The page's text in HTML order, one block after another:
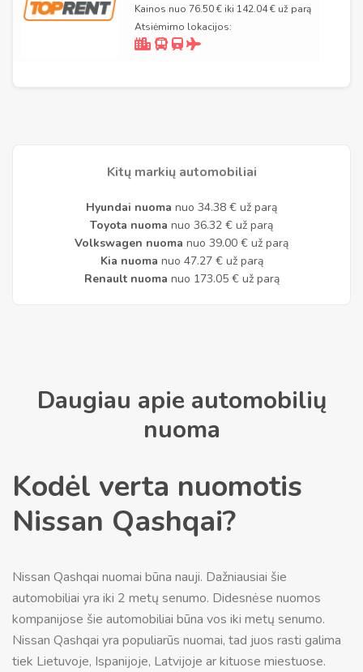
Kainos nuo 76.50 € iki 142.04 € už parą
Atsiėmimo lokacijos:
Kitų markių automobiliai
Hyundai nuoma nuo 34.38 € už parą
Toyota nuoma nuo 36.32 € už parą
Volkswagen nuoma nuo 39.00 € už parą
Kia nuoma nuo 47.27 € už parą
Renault nuoma nuo 173.05 € už parą
Daugiau apie automobilių
nuoma
Kodėl verta nuomotis
Nissan Qashqai?
Nissan Qashqai nuomai būna nauji. Dažniausiai šie
automobiliai yra iki 2 metų senumo. Didesnėse nuomos
kompanijose šie automobiliai būna vos iki metų senumo.
Nissan Qashqai yra populiarūs nuomai, tad juos rasti galima
tiek Lietuvoje, Ispanijoje, Latvijoje ar kituose miestuose.